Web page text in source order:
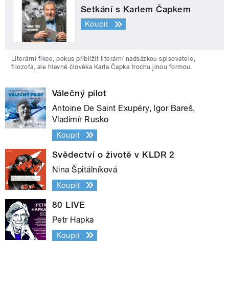
Setkání s Karlem Čapkem
Koupit
Literární fikce, pokus přiblížit literární nadsázkou spisovatele,
filozofa, ale hlavně člověka Karla Čapka trochu jinou formou.
Válečný pilot
Antoine De Saint Exupéry, Igor Bareš,
Vladimír Rusko
Koupit
Svědectví o životě v KLDR 2
Nina Špitálníková
Koupit
80 LIVE
Petr Hapka
Koupit